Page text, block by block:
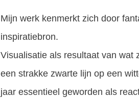
Mijn werk kenmerkt zich door
inspiratiebron.
Visualisatie als resultaat van wat
een strakke zwarte lijn op een
jaar essentieel geworden als